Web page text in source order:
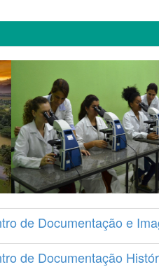
de Documentação e
de Documentação